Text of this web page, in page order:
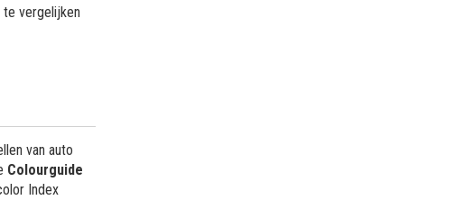
vergelijken
van auto
Colourguide
Index